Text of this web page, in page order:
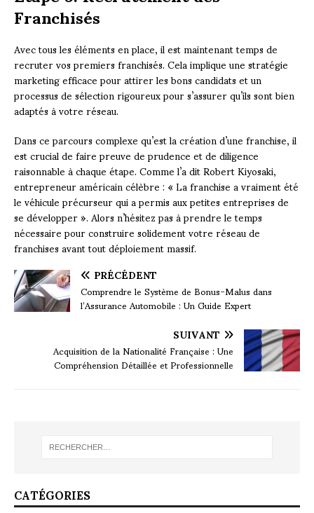
Franchisés
Avec tous les éléments en place, il est maintenant temps de
recruter vos premiers franchisés. Cela implique une stratégie
marketing efficace pour attirer les bons candidats et un
processus de sélection rigoureux pour s’assurer qu’ils sont bien
adaptés à votre réseau.
Dans ce parcours complexe qu’est la création d’une franchise, il
est crucial de faire preuve de prudence et de diligence
raisonnable à chaque étape. Comme l’a dit Robert Kiyosaki,
entrepreneur américain célèbre : « La franchise a vraiment été
le véhicule précurseur qui a permis aux petites entreprises de
se développer ». Alors n’hésitez pas à prendre le temps
nécessaire pour construire solidement votre réseau de
franchises avant tout déploiement massif.
PRÉCÉDENT
Comprendre le Système de Bonus-Malus dans
l’Assurance Automobile : Un Guide Expert
SUIVANT
Acquisition de la Nationalité Française : Une
Compréhension Détaillée et Professionnelle
CATÉGORIES